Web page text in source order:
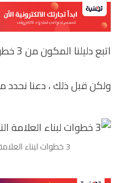
اتبع دليلنا المكون من 3 خطوات حول كيفية البدء.
ولكن قبل ذلك ، دعنا نحدد
3 خطوات لبناء العلامة التجارية لمشروعك التجاري